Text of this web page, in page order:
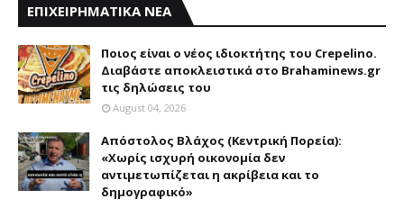
ΕΠΙΧΕΙΡΗΜΑΤΙΚΑ ΝΕΑ
Ποιος είναι ο νέος ιδιοκτήτης του Crepelino.
Διαβάστε αποκλειστικά στο Brahaminews.gr
τις δηλώσεις του
August 04, 2026
Απόστολος Βλάχος (Κεντρική Πορεία):
«Χωρίς ισχυρή οικονομία δεν
αντιμετωπίζεται η ακρίβεια και το
δημογραφικό»